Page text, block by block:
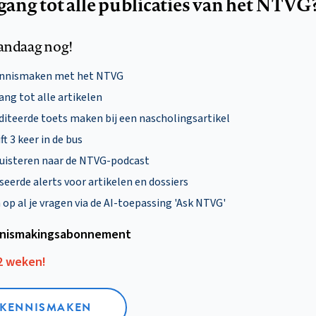
nog!
met het NTVG
tot alle artikelen
toets maken bij een nascholingsartikel
3 keer in de bus
naar de NTVG-podcast
alerts voor artikelen en dossiers
al je vragen via de AI-toepassing 'Ask NTVG'
weken!